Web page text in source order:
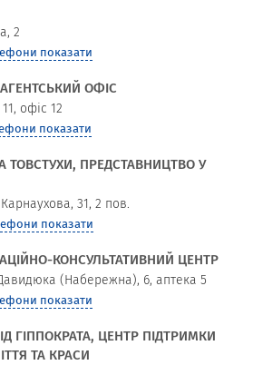
2
показати
ОФІС
офіс 12
показати
ТОВСТУХИ, ПРЕДСТАВНИЦТВО У
31, 2 пов.
показати
КОНСУЛЬТАТИВНИЙ ЦЕНТР
(Набережна), 6, аптека 5
показати
ГІППОКРАТА, ЦЕНТР ПІДТРИМКИ
ТА КРАСИ